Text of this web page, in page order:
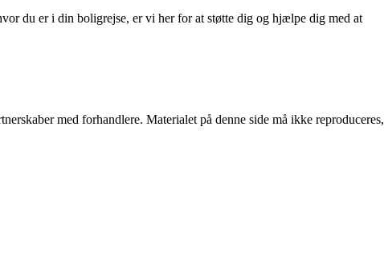
du er i din boligrejse, er vi her for at støtte dig og hjælpe dig med at
med forhandlere. Materialet på denne side må ikke reproduceres,